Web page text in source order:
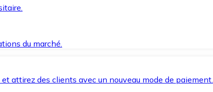
du marché.
attirez des clients avec un nouveau mode de paiement.